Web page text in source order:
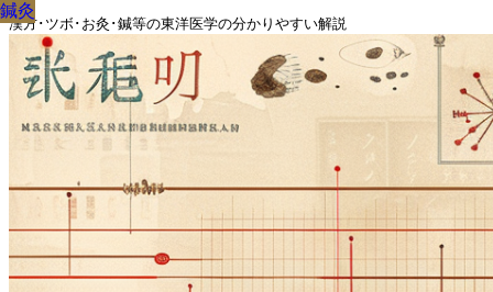
漢方･ツボ･お灸･鍼等の東洋医学の分かりやすい解説
鍼灸
鍼灸
鍼灸
鍼灸
鍼灸
鍼灸
鍼灸
鍼灸
鍼灸